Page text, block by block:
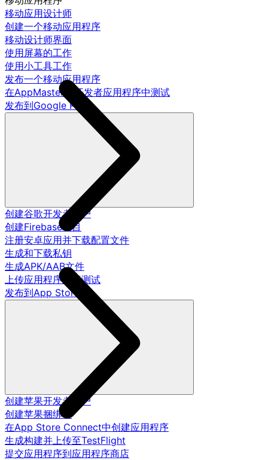
移动应用设计师
创建一个移动应用程序
移动设计师界面
使用屏幕的工作
使用小工具工作
发布一个移动应用程序
在AppMaster.io开发者应用程序中测试
发布到Google Play
创建谷歌开发者账户
创建Firebase项目
注册安卓应用并下载配置文件
生成和下载私钥
生成APK/AAB文件
上传应用程序进行测试
发布到App Store
创建苹果开发者账户
创建苹果捆绑ID
在App Store Connect中创建应用程序
生成构建并上传至TestFlight
提交应用程序到应用程序商店